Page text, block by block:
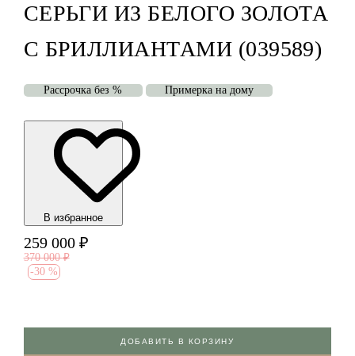
СЕРЬГИ ИЗ БЕЛОГО ЗОЛОТА
С БРИЛЛИАНТАМИ (039589)
Рассрочка без % Примерка на дому
В избранноe
259 000 ₽
370 000 ₽
-30 %
ДОБАВИТЬ В КОРЗИНУ